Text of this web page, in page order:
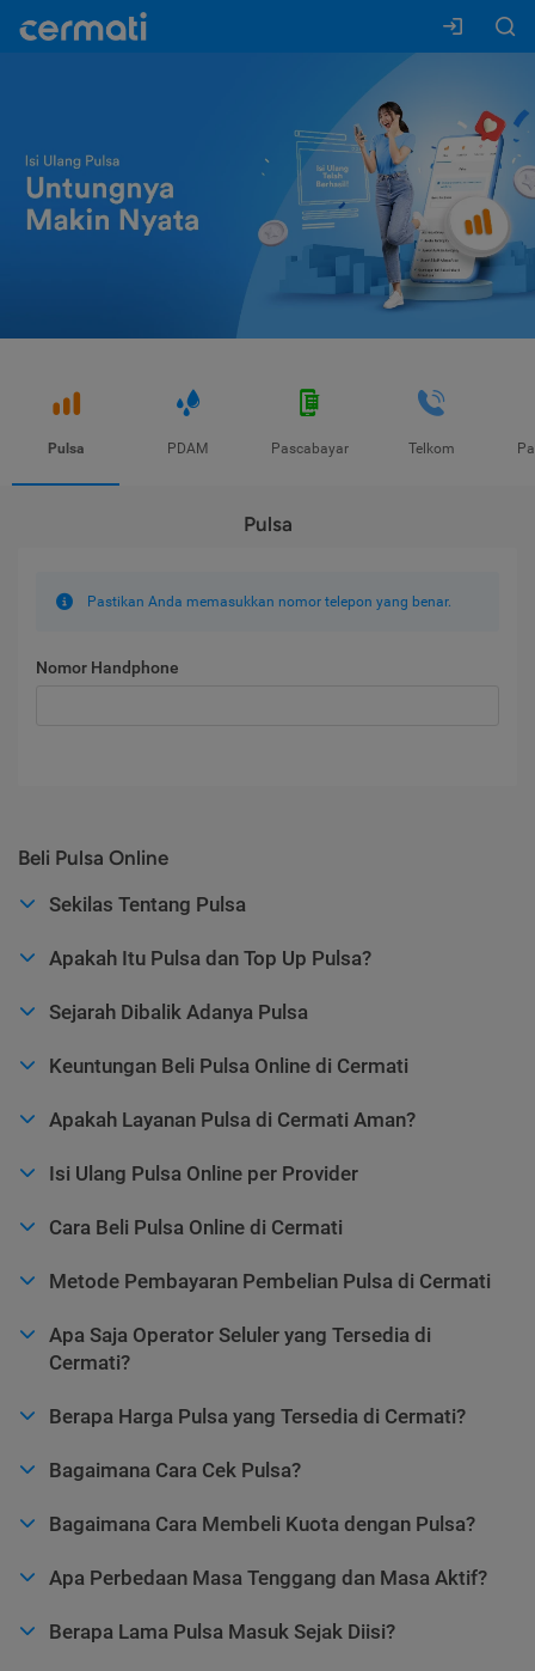
Pulsa PDAM Pascabayar Telkom
Pulsa
Pastikan Anda memasukkan nomor telepon yang benar.
Nomor Handphone
Beli Pulsa Online
Sekilas Tentang Pulsa
Apakah Itu Pulsa dan Top Up Pulsa?
Sejarah Dibalik Adanya Pulsa
Keuntungan Beli Pulsa Online di Cermati
Apakah Layanan Pulsa di Cermati Aman?
Isi Ulang Pulsa Online per Provider
Cara Beli Pulsa Online di Cermati
Metode Pembayaran Pembelian Pulsa di Cermati
Apa Saja Operator Seluler yang Tersedia di
Cermati?
Berapa Harga Pulsa yang Tersedia di Cermati?
Bagaimana Cara Cek Pulsa?
Bagaimana Cara Membeli Kuota dengan Pulsa?
Apa Perbedaan Masa Tenggang dan Masa Aktif?
Berapa Lama Pulsa Masuk Sejak Diisi?